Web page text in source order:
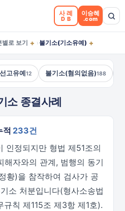
사례
DB
이승혜
.com
별로 보기 + › 불기소(기소유예) +
선고유예12 불기소(혐의없음)188
소 종결사례
적 233건
인정되지만 형법 제51조의
해자와의 관계, 범행의 동기
황)을 참작하여 검사가 공
소 처분입니다(형사소송법
칙 제115조 제3항 제1호).